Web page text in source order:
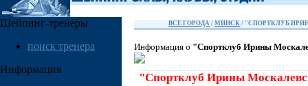
Шейпинг-тренеры
поиск тренера
Информация
ВСЕ ГОРОДА /МИНСК / "СПОРТКЛУБ
Информация о "Спортклуб Ирины
"Спортклуб Ирины